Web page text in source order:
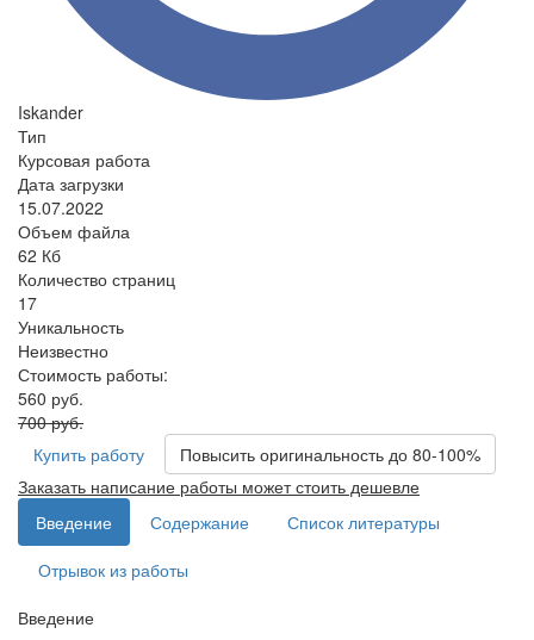
Iskander
Тип
Курсовая работа
Дата загрузки
15.07.2022
Объем файла
62 Кб
Количество страниц
17
Уникальность
Неизвестно
Стоимость работы:
560 руб.
700 руб.
Купить работу
Повысить оригинальность до 80-100%
Заказать написание работы может стоить дешевле
Введение
Содержание
Список литературы
Отрывок из работы
Введение